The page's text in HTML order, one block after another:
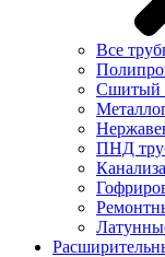
Все
Сшитый
ПНД